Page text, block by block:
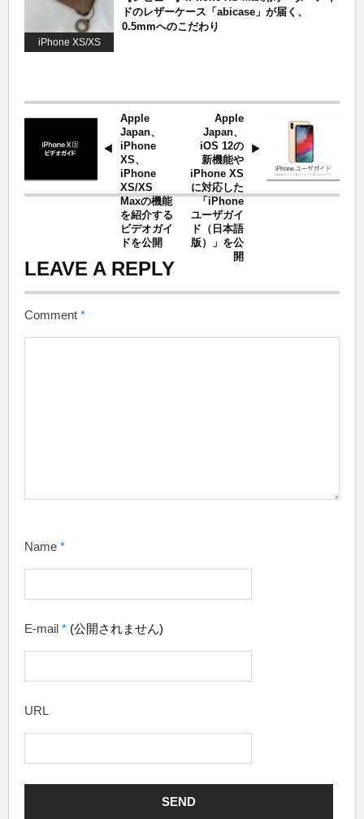
iPhone XS/XS
ドのレザーケース「abicase」が届く、
0.5mmへのこだわり
Apple
Japan、
iPhone
XS、
iPhone
XS/XS
Maxの機能
を紹介する
ビデオガイ
ドを公開
Apple
Japan、
iOS 12の
新機能や
iPhone XS
に対応した
「iPhone
ユーザガイ
ド（日本語
版）」を公
開
LEAVE A REPLY
Comment *
Name *
E-mail * (公開されません)
URL